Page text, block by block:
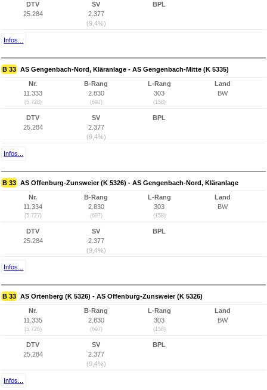
DTV
25.284
SV
2.377
(9,4%)
BPL
Infos...
B 33 AS Gengenbach-Nord, Kläranlage - AS Gengenbach-Mitte (K 5335)
Nr.
11.333
(5.728)
B-Rang
2.830
(697)
L-Rang
303
(158)
Land
BW
DTV
25.284
SV
2.377
(9,4%)
BPL
Infos...
B 33 AS Offenburg-Zunsweier (K 5326) - AS Gengenbach-Nord, Kläranlage
Nr.
11.334
(5.727)
B-Rang
2.830
(697)
L-Rang
303
(158)
Land
BW
DTV
25.284
SV
2.377
(9,4%)
BPL
Infos...
B 33 AS Ortenberg (K 5326) - AS Offenburg-Zunsweier (K 5326)
Nr.
11.335
(5.726)
B-Rang
2.830
(697)
L-Rang
303
(158)
Land
BW
DTV
25.284
SV
2.377
(9,4%)
BPL
Infos...